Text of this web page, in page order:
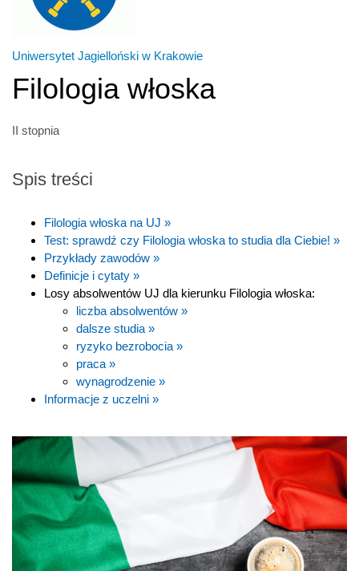
Uniwersytet Jagielloński w Krakowie
Filologia włoska
II stopnia
Spis treści
Filologia włoska na UJ »
Test: sprawdź czy Filologia włoska to studia dla Ciebie! »
Przykłady zawodów »
Definicje i cytaty »
Losy absolwentów UJ dla kierunku Filologia włoska:
liczba absolwentów »
dalsze studia »
ryzyko bezrobocia »
praca »
wynagrodzenie »
Informacje z uczelni »